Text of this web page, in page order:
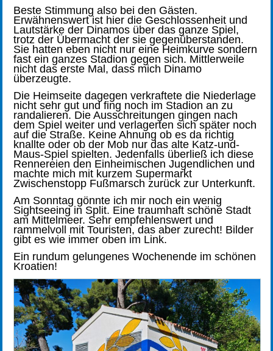
Beste Stimmung also bei den Gästen.
Erwähnenswert ist hier die Geschlossenheit und
Lautstärke der Dinamos über das ganze Spiel,
trotz der Übermacht der sie gegenüberstanden.
Sie hatten eben nicht nur eine Heimkurve sondern
fast ein ganzes Stadion gegen sich. Mittlerweile
nicht das erste Mal, dass mich Dinamo
überzeugte.
Die Heimseite dagegen verkraftete die Niederlage
nicht sehr gut und fing noch im Stadion an zu
randalieren. Die Ausschreitungen gingen nach
dem Spiel weiter und verlagerten sich später noch
auf die Straße. Keine Ahnung ob es da richtig
knallte oder ob der Mob nur das alte Katz-und-
Maus-Spiel spielten. Jedenfalls überließ ich diese
Rennereien den Einheimischen Jugendlichen und
machte mich mit kurzem Supermarkt
Zwischenstopp Fußmarsch zurück zur Unterkunft.
Am Sonntag gönnte ich mir noch ein wenig
Sightseeing in Split. Eine traumhaft schöne Stadt
am Mittelmeer. Sehr empfehlenswert und
rammelvoll mit Touristen, das aber zurecht! Bilder
gibt es wie immer oben im Link.
Ein rundum gelungenes Wochenende im schönen
Kroatien!